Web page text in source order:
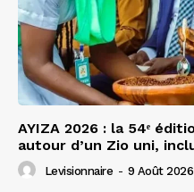
AYIZA 2026 : la 54ᵉ
autour d’un Zio uni,
Levisionnaire - 9 Août 2026